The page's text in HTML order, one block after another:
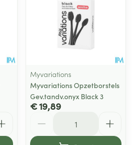
Myvariations
Myvariations Opzetborstels
Gev.tandv.onyx Black 3
€ 19,89